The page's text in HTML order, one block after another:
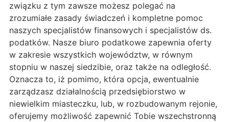
związku z tym zawsze możesz polegać na
zrozumiałe zasady świadczeń i kompletne pomoc
naszych specjalistów finansowych i specjalistów ds.
podatków. Nasze biuro podatkowe zapewnia oferty
w zakresie wszystkich województw, w równym
stopniu w naszej siedzibie, oraz także na odległość.
Oznacza to, iż pomimo, która opcja, ewentualnie
zarządzasz działalnością przedsiębiorstwo w
niewielkim miasteczku, lub, w rozbudowanym rejonie,
oferujemy możliwość zapewnić Tobie wszechstronną